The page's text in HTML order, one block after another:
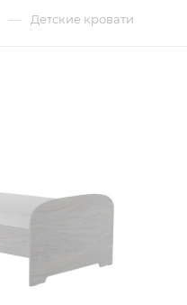
— Детские кровати